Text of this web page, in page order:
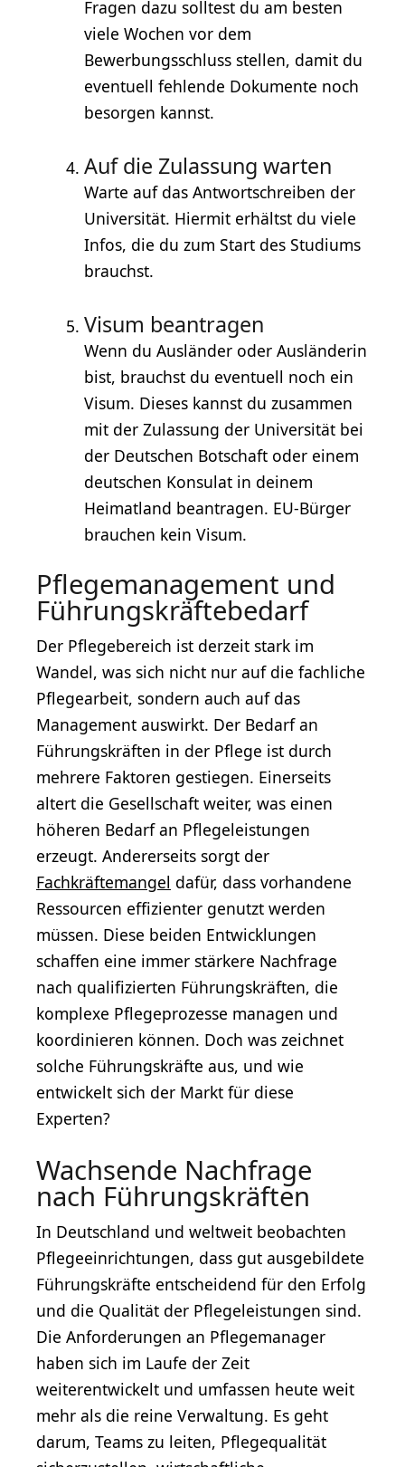
Fragen dazu solltest du am besten
viele Wochen vor dem
Bewerbungsschluss stellen, damit du
eventuell fehlende Dokumente noch
besorgen kannst.
Auf die Zulassung warten
Warte auf das Antwortschreiben der
Universität. Hiermit erhältst du viele
Infos, die du zum Start des Studiums
brauchst.
Visum beantragen
Wenn du Ausländer oder Ausländerin
bist, brauchst du eventuell noch ein
Visum. Dieses kannst du zusammen
mit der Zulassung der Universität bei
der Deutschen Botschaft oder einem
deutschen Konsulat in deinem
Heimatland beantragen. EU-Bürger
brauchen kein Visum.
Pflegemanagement und
Führungskräftebedarf
Der Pflegebereich ist derzeit stark im
Wandel, was sich nicht nur auf die fachliche
Pflegearbeit, sondern auch auf das
Management auswirkt. Der Bedarf an
Führungskräften in der Pflege ist durch
mehrere Faktoren gestiegen. Einerseits
altert die Gesellschaft weiter, was einen
höheren Bedarf an Pflegeleistungen
erzeugt. Andererseits sorgt der
Fachkräftemangel dafür, dass vorhandene
Ressourcen effizienter genutzt werden
müssen. Diese beiden Entwicklungen
schaffen eine immer stärkere Nachfrage
nach qualifizierten Führungskräften, die
komplexe Pflegeprozesse managen und
koordinieren können. Doch was zeichnet
solche Führungskräfte aus, und wie
entwickelt sich der Markt für diese
Experten?
Wachsende Nachfrage
nach Führungskräften
In Deutschland und weltweit beobachten
Pflegeeinrichtungen, dass gut ausgebildete
Führungskräfte entscheidend für den Erfolg
und die Qualität der Pflegeleistungen sind.
Die Anforderungen an Pflegemanager
haben sich im Laufe der Zeit
weiterentwickelt und umfassen heute weit
mehr als die reine Verwaltung. Es geht
darum, Teams zu leiten, Pflegequalität